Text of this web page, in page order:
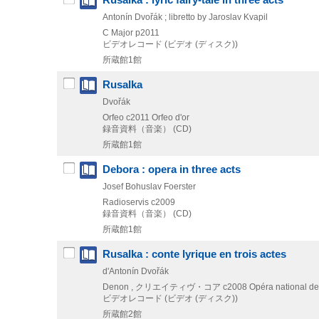
Antonín Dvořák ; libretto by Jaroslav Kvapil
C Major p2011
ビデオレコード (ビデオ (ディスク))
所蔵館1館
Rusalka
Dvořák
Orfeo c2011 Orfeo d'or
録音資料（音楽） (CD)
所蔵館1館
Debora : opera in three acts
Josef Bohuslav Foerster
Radioservis c2009
録音資料（音楽） (CD)
所蔵館1館
Rusalka : conte lyrique en trois actes
d'Antonín Dvořák
Denon , クリエイティヴ・コア c2008 Opéra national
ビデオレコード (ビデオ (ディスク))
所蔵館2館